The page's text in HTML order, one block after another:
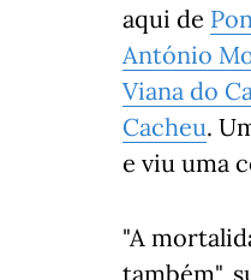
aqui de
António
Viana do
Cacheu.
e viu uma
"A
também",